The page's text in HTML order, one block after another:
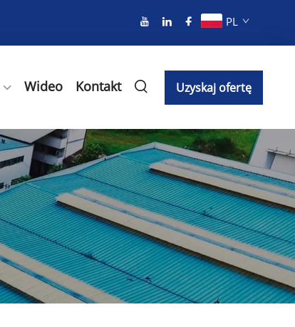
PL
Wideo Kontakt Uzyskaj ofertę